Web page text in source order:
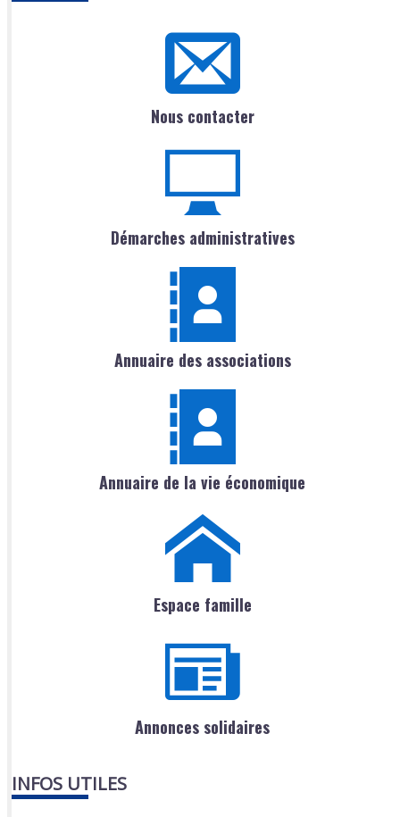
Nous contacter
Démarches administratives
Annuaire des associations
Annuaire de la vie économique
Espace famille
Annonces solidaires
INFOS UTILES